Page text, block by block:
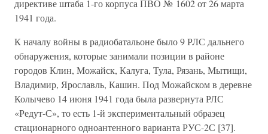
директиве штаба 1-го корпуса ПВО № 1602 от 26 марта
1941 года.
К началу войны в радиобатальоне было 9 РЛС дальнего
обнаружения, которые занимали позиции в районе
городов Клин, Можайск, Калуга, Тула, Рязань, Мытищи,
Владимир, Ярославль, Кашин. Под Можайском в деревне
Колычево 14 июня 1941 года была развернута РЛС
«Редут-С», то есть 1-й экспериментальный образец
стационарного одноантенного варианта РУС-2С [37].